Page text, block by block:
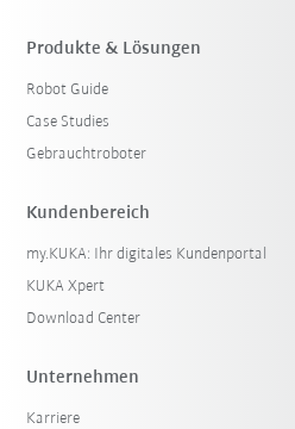
Produkte & Lösungen
Robot Guide
Case Studies
Gebrauchtroboter
Kundenbereich
my.KUKA: Ihr digitales Kundenportal
KUKA Xpert
Download Center
Unternehmen
Karriere